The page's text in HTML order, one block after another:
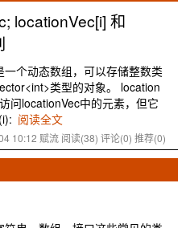
locationVec[i] 和
个动态数组，可以存储整数类
类型的对象。 location
问locationVec中的元素，但它
阅读全文
10:12 赋流 阅读(38) 评论(0) 推荐(0)